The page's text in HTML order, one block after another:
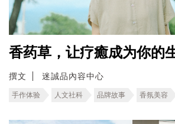
香药草，让疗癒成为你的
撰文 迷誠品內容中心
手作体验 人文社科 品牌故事 香氛美容